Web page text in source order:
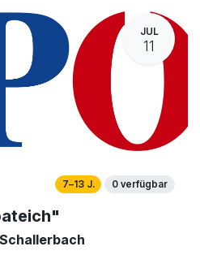
JUL
11
7–13 J. 0 verfügbar